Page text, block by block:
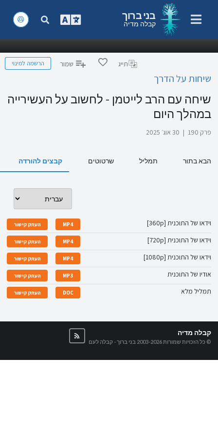
בני ברוך
קבלה מדיה
תייג שמור הרשמה למינוי
שיחות על הדרך
שיחה עם הרב לייטמן - לחשוב על העשירייה
במהלך היום
פרק 190 | 30 אוג׳ 2025
הבא בתור תמליל שרטוטים קבצים להורדה
וידאו של התוכנית [360p] MP4 העתק קישור
וידאו של התוכנית [720p] MP4 העתק קישור
וידאו של התוכנית [1080p] MP4 העתק קישור
אודיו של התוכנית MP3 העתק קישור
תמליל מלא DOC העתק קישור
קבלה מדיה
© כל הזכויות שמורות 2003-2026 בני ברוך - קבלה לעם